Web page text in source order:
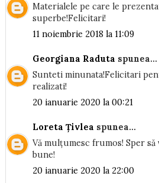
Materialele pe care le
superbe!Felicitari!
11 noiembrie 2018 la 11:09
Georgiana Raduta spunea...
Sunteti minunata!Felicitari
realizati!
20 ianuarie 2020 la 00:21
Loreta Țivlea spunea...
Vă mulțumesc frumos! Sper să
bune!
20 ianuarie 2020 la 22:00